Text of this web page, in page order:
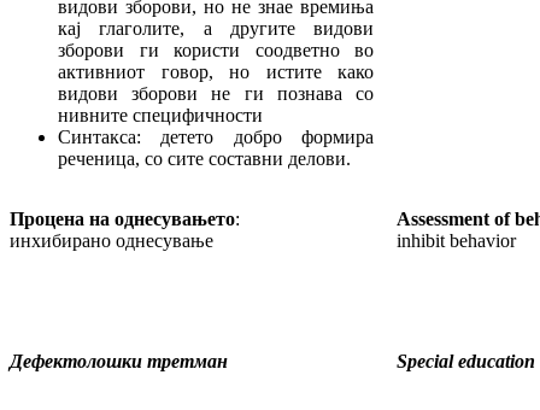
видови зборови, но не знае времиња
кај глаголите, а другите видови
зборови ги користи соодветно во
активниот говор, но истите како
видови зборови не ги познава со
нивните специфичности
Синтакса: детето добро формира
реченица, со сите составни делови.
Процена на однесувањето:
инхибирано однесување
Assessment of
inhibit behavior
Дефектолошки третман Special